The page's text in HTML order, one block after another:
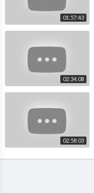
01:57:43
02:34:08
02:58:03